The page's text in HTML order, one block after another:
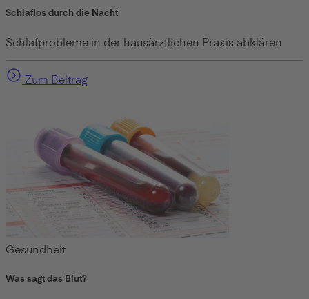
Schlaflos durch die Nacht
Schlafprobleme in der hausärztlichen Praxis abklären
Zum Beitrag
Gesundheit
Was sagt das Blut?